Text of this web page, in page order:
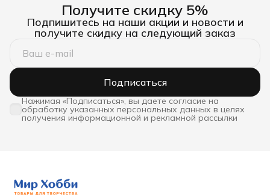
Получите скидку 5%
Подпишитесь на наши акции и новости и
получите скидку на следующий заказ
Подписаться
Нажимая «Подписаться», вы даете согласие на
обработку указанных персональных данных в целях
получения информационной и рекламной рассылки